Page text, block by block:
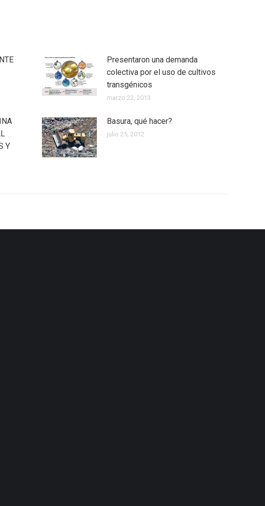
Presentaron una demanda
colectiva por el uso de cultivos
transgénicos
marzo 22, 2013
Y
Basura, qué hacer?
julio 25, 2012